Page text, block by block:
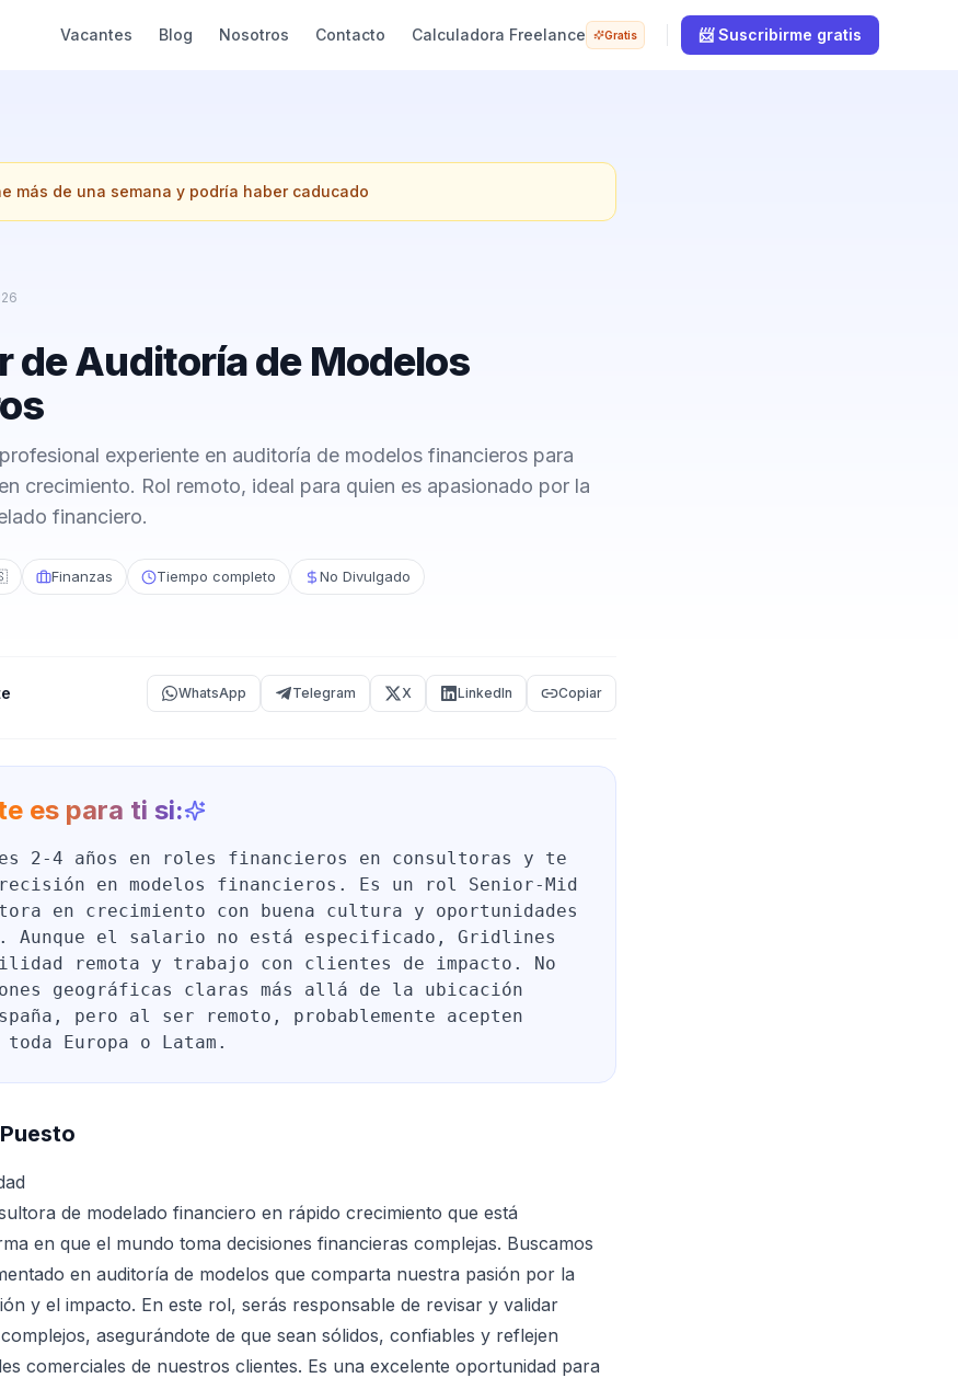
Vacantes Blog Nosotros Contacto Calculadora Freelance Gratis 📨 Suscribirme gratis
más de una semana y podría haber caducado
de Auditoría de Modelos
experiente en auditoría de modelos financieros para
crecimiento. Rol remoto, ideal para quien es apasionado por la
financiero.
Finanzas Tiempo completo No Divulgado
WhatsApp Telegram X LinkedIn Copiar
es para ti si:
2-4 años en roles financieros en consultoras y te
en modelos financieros. Es un rol Senior-Mid
en crecimiento con buena cultura y oportunidades
Aunque el salario no está especificado, Gridlines
remota y trabajo con clientes de impacto. No
geográficas claras más allá de la ubicación
pero al ser remoto, probablemente acepten
Europa o Latam.
de modelado financiero en rápido crecimiento que está
en que el mundo toma decisiones financieras complejas. Buscamos
en auditoría de modelos que comparta nuestra pasión por la
y el impacto. En este rol, serás responsable de revisar y validar
asegurándote de que sean sólidos, confiables y reflejen
comerciales de nuestros clientes. Es una excelente oportunidad para